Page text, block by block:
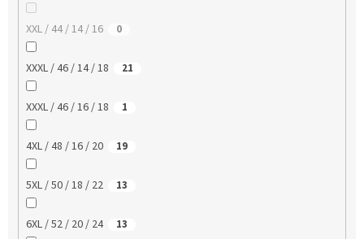
XXL / 44 / 14 / 16 0
XXXL / 46 / 14 / 18 21
XXXL / 46 / 16 / 18 1
4XL / 48 / 16 / 20 19
5XL / 50 / 18 / 22 13
6XL / 52 / 20 / 24 13